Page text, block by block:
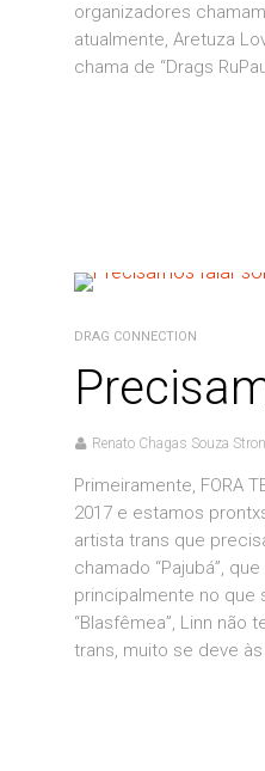
organizadores
atualmente, Aretuza
chama de “Drags
DRAG CONNECTION
Renato Chagas Souza
Primeiramente, FORA
2017 e estamos
artista trans que
chamado “Pajubá”,
principalmente no que
“Blasfêmea”, Linn
trans, muito se deve